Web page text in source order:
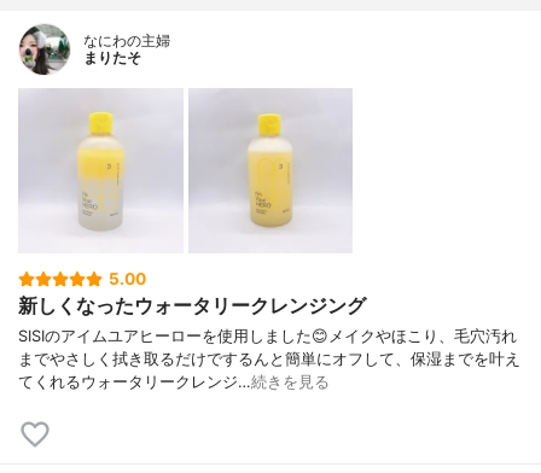
なにわの主婦
まりたそ
5.00
新しくなったウォータリークレンジング
SISIのアイムユアヒーローを使用しました😊メイクやほこり、毛穴汚れ
までやさしく拭き取るだけでするんと簡単にオフして、保湿までを叶え
てくれるウォータリークレンジ…続きを見る